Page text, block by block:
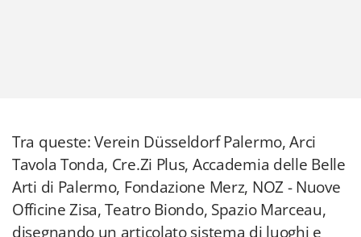
Tra queste: Verein Düsseldorf Palermo, Arci
Tavola Tonda, Cre.Zi Plus, Accademia delle Belle
Arti di Palermo, Fondazione Merz, NOZ - Nuove
Officine Zisa, Teatro Biondo, Spazio Marceau,
disegnando un articolato sistema di luoghi e